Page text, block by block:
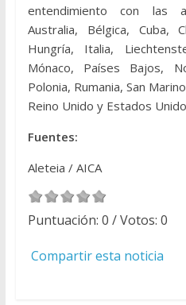
entendimiento con las
Australia, Bélgica, Cuba,
Hungría, Italia,
Mónaco, Países Bajos,
Polonia, Rumania, San
Reino Unido y Estados
Fuentes:
Aleteia / AICA
Puntuación: 0 / Votos: 0
Compartir esta noticia